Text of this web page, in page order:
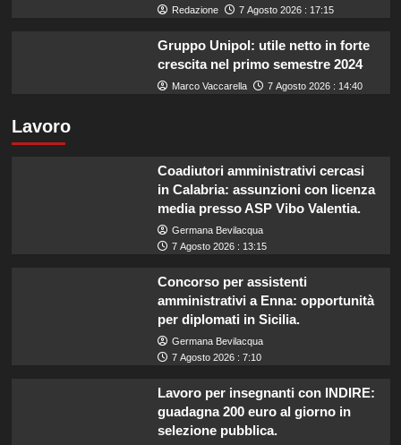
Redazione 7 Agosto 2026 : 17:15
Gruppo Unipol: utile netto in forte
crescita nel primo semestre 2024
Marco Vaccarella 7 Agosto 2026 : 14:40
Lavoro
Coadiutori amministrativi cercasi
in Calabria: assunzioni con licenza
media presso ASP Vibo Valentia.
Germana Bevilacqua
7 Agosto 2026 : 13:15
Concorso per assistenti
amministrativi a Enna: opportunità
per diplomati in Sicilia.
Germana Bevilacqua
7 Agosto 2026 : 7:10
Lavoro per insegnanti con INDIRE:
guadagna 200 euro al giorno in
selezione pubblica.